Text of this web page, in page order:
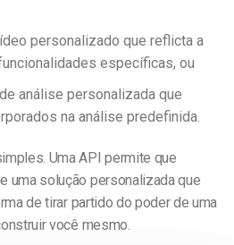
personalizado que reflicta a
específicas, ou
análise personalizada que
na análise predefinida.
Uma API permite que
uma solução personalizada que
de tirar partido do poder de uma
você mesmo.